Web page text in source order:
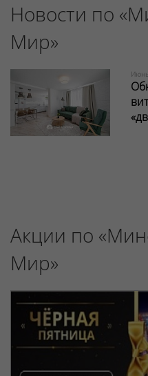
Новости по
Мир»
Акции по
Мир»